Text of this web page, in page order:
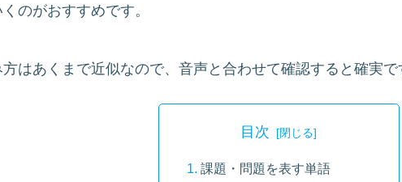
のがおすすめです。
はあくまで近似なので、音声と合わせて確認すると確実で
目次
課題・問題を表す単語